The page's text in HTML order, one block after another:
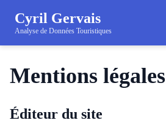
Cyril Gervais
Analyse de Données Touristiques
Mentions légales
Éditeur du site